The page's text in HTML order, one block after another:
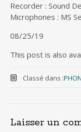
Recorder : Sound
Microphones : MS
08/25/19
This post is also
Classé dans :
Laisser un